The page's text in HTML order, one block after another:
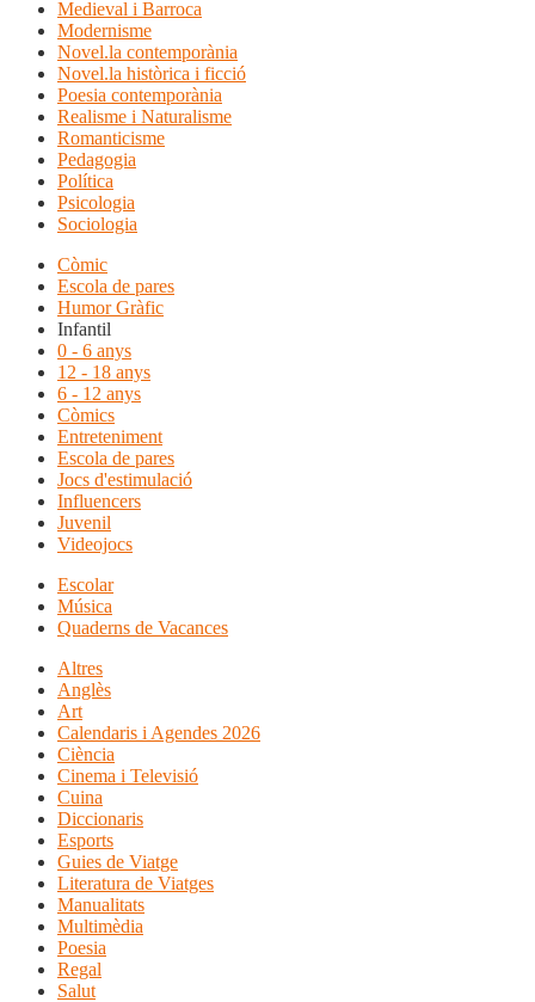
Medieval i Barroca
Modernisme
Novel.la contemporània
Novel.la històrica i ficció
Poesia contemporània
Realisme i Naturalisme
Romanticisme
Pedagogia
Política
Psicologia
Sociologia
Còmic
Escola de pares
Humor Gràfic
Infantil
0 - 6 anys
12 - 18 anys
6 - 12 anys
Còmics
Entreteniment
Escola de pares
Jocs d'estimulació
Influencers
Juvenil
Videojocs
Escolar
Música
Quaderns de Vacances
Altres
Anglès
Art
Calendaris i Agendes 2026
Ciència
Cinema i Televisió
Cuina
Diccionaris
Esports
Guies de Viatge
Literatura de Viatges
Manualitats
Multimèdia
Poesia
Regal
Salut